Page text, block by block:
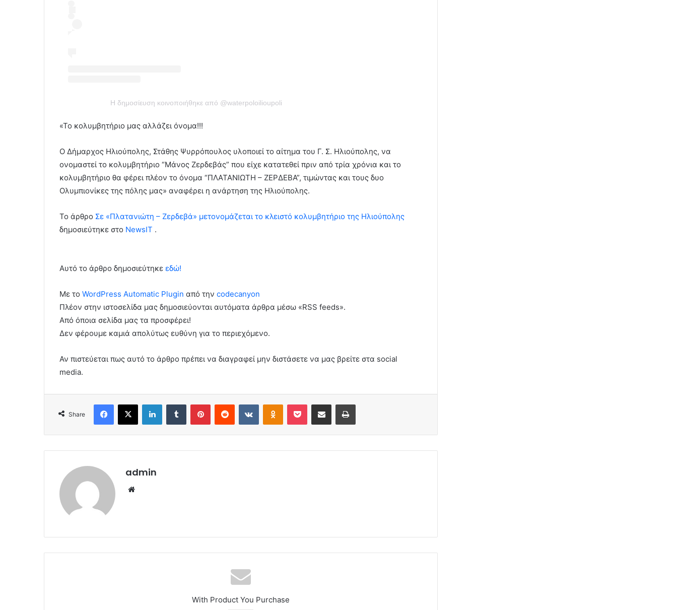
Η δημοσίευση κοινοποιήθηκε από @waterpoloilioupoli
«Το κολυμβητήριο μας αλλάζει όνομα!!!
Ο Δήμαρχος Ηλιούπολης, Στάθης Ψυρρόπουλος υλοποιεί το αίτημα του Γ. Σ. Ηλιούπολης, να
ονομαστεί το κολυμβητήριο “Μάνος Ζερδεβάς” που είχε κατατεθεί πριν από τρία χρόνια και το
κολυμβητήριο θα φέρει πλέον το όνομα “ΠΛΑΤΑΝΙΩΤΗ – ΖΕΡΔΕΒΑ”, τιμώντας και τους δυο
Ολυμπιονίκες της πόλης μας» αναφέρει η ανάρτηση της Ηλιούπολης.
To άρθρο Σε «Πλατανιώτη – Ζερδεβά» μετονομάζεται το κλειστό κολυμβητήριο της Ηλιούπολης
δημοσιεύτηκε στο NewsIT .
Αυτό το άρθρο δημοσιεύτηκε εδώ!
Με το WordPress Automatic Plugin από την codecanyon
Πλέον στην ιστοσελίδα μας δημοσιεύονται αυτόματα άρθρα μέσω «RSS feeds».
Από όποια σελίδα μας τα προσφέρει!
Δεν φέρουμε καμιά απολύτως ευθύνη για το περιεχόμενο.
Αν πιστεύεται πως αυτό το άρθρο πρέπει να διαγραφεί μην διστάσετε να μας βρείτε στα social
media.
Share
Facebook
X LinkedInTumblr PinterestReddit VKontakteOdnoklassniki
Pocket Share via Email Print
admin
With Product You Purchase